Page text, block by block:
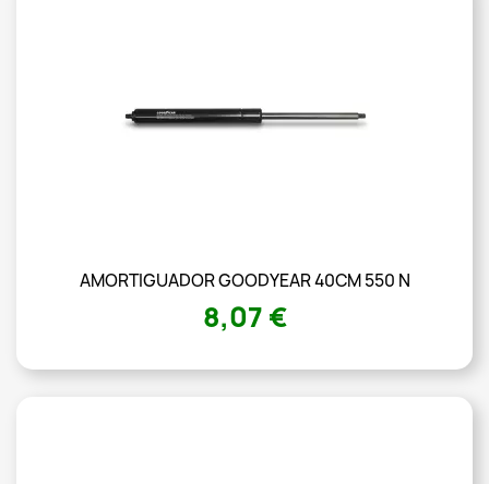
AMORTIGUADOR GOODYEAR 40CM 550 N
8,07 €